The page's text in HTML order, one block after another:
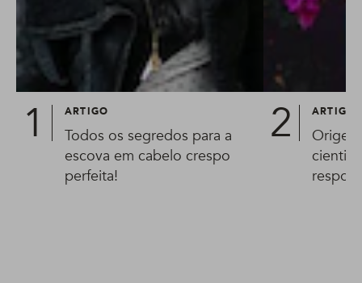
ARTIGO
Todos os segredos para a
escova em cabelo crespo
perfeita!
ARTIGO